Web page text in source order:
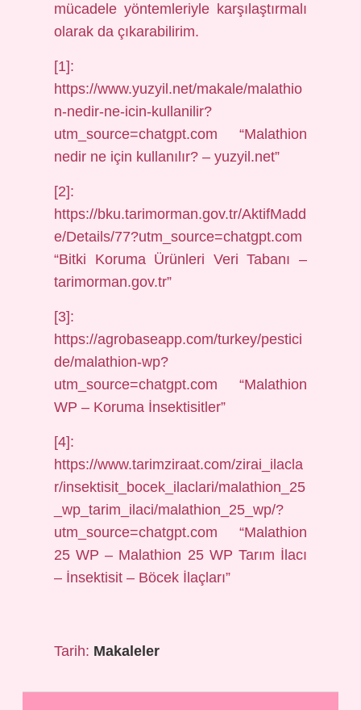
mücadele yöntemleriyle karşılaştırmalı
olarak da çıkarabilirim.
[1]:
https://www.yuzyil.net/makale/malathio
n-nedir-ne-icin-kullanilir?
utm_source=chatgpt.com “Malathion
nedir ne için kullanılır? – yuzyil.net”
[2]:
https://bku.tarimorman.gov.tr/AktifMadd
e/Details/77?utm_source=chatgpt.com
“Bitki Koruma Ürünleri Veri Tabanı –
tarimorman.gov.tr”
[3]:
https://agrobaseapp.com/turkey/pestici
de/malathion-wp?
utm_source=chatgpt.com “Malathion
WP – Koruma İnsektisitler”
[4]:
https://www.tarimziraat.com/zirai_ilacla
r/insektisit_bocek_ilaclari/malathion_25
_wp_tarim_ilaci/malathion_25_wp/?
utm_source=chatgpt.com “Malathion
25 WP – Malathion 25 WP Tarım İlacı
– İnsektisit – Böcek İlaçları”
Tarih: Makaleler